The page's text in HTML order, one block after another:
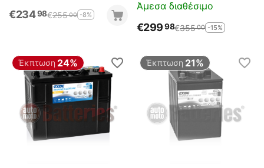
€23498€25500 -8%
Άμεσα διαθέσιμο
€29998€35500 -15%
Έκπτωση 24% Έκπτωση 21%